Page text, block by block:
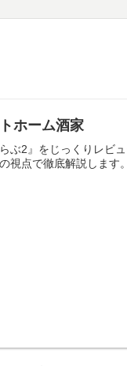
ホーム酒家
ぶ2』をじっくりレビ
視点で徹底解説します